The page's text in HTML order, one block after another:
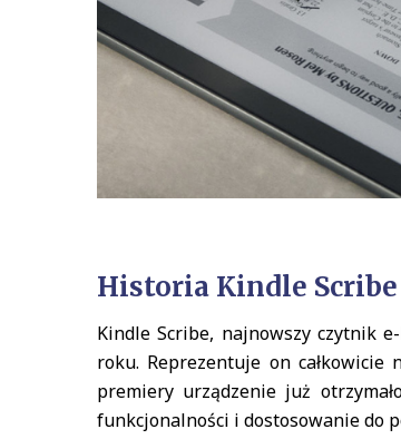
Historia Kindle Scribe
Kindle Scribe, najnowszy czytnik
roku. Reprezentuje on
premiery urządzenie już
funkcjonalności i dostosowanie do